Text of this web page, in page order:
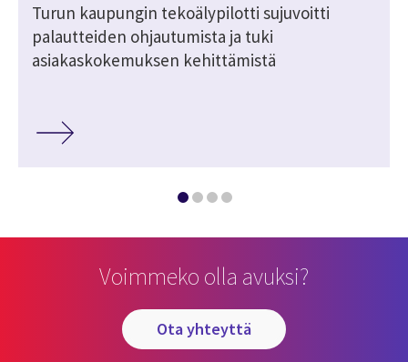
Turun kaupungin tekoälypilotti sujuvoitti
palautteiden ohjautumista ja tuki
asiakaskokemuksen kehittämistä
Voimmeko olla avuksi?
ota yhteyttä